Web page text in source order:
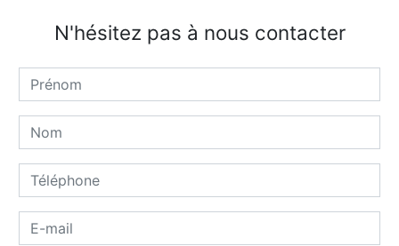
N'hésitez pas à nous contacter